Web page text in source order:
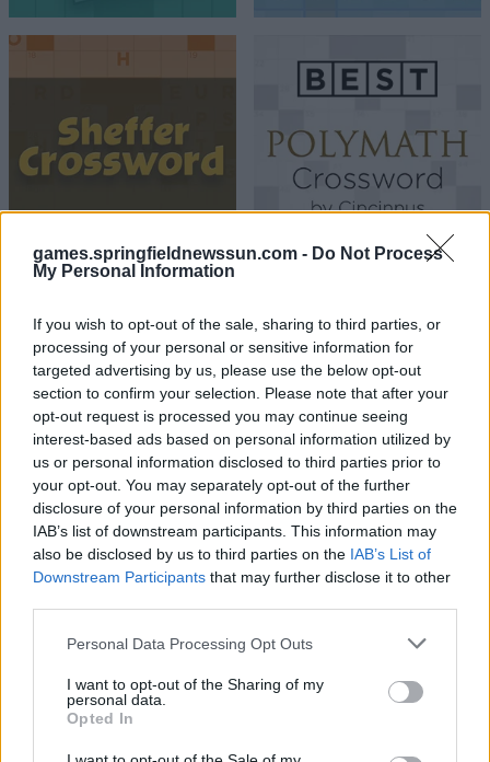
games.springfieldnewssun.com - Do Not Process
My Personal Information
If you wish to opt-out of the sale, sharing to third parties, or
processing of your personal or sensitive information for
targeted advertising by us, please use the below opt-out
section to confirm your selection. Please note that after your
opt-out request is processed you may continue seeing
interest-based ads based on personal information utilized by
us or personal information disclosed to third parties prior to
your opt-out. You may separately opt-out of the further
disclosure of your personal information by third parties on the
IAB’s list of downstream participants. This information may
also be disclosed by us to third parties on the IAB’s List of
Downstream Participants that may further disclose it to other
Please note that this website/app uses one or more Google
not limited to your visit or usage behaviour. You may click to
grant or deny consent to Google and its third-party tags to
use your data for below specified purposes in below Google
consent section.
Personal Data Processing Opt Outs
I want to opt-out of the Sharing of my
personal data.
Opted In